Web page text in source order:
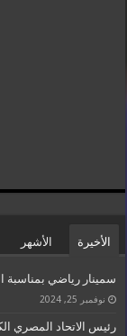
الأخيرة الأشهر
سمينار رياضي بمناسبة
نوفمبر 25, 2024
رئيس الاتحاد المصري